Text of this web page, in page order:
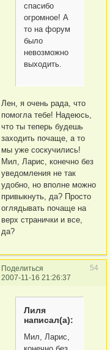
спасибо
огромное! А
то на форум
было
невозможно
выходить.
Лен, я очень рада, что
помогла тебе! Надеюсь,
что ты теперь будешь
заходить почаще, а то
мы уже соскучились!
Мил, Ларис, конечно без
уведомления не так
удобно, но вполне можно
привыкнуть, да? Просто
оглядывать почаще на
верх странички и все,
да?
Поделиться
54
2007-11-16 21:26:37
Лиля
написал(а):
Мил, Ларис,